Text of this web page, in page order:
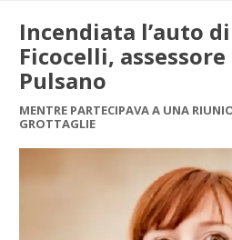
Incendiata l’auto
Ficocelli,
Pulsano
MENTRE PARTECIPAVA A UNA
GROTTAGLIE